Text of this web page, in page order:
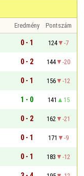
Eredmény
Pontszám
0 - 1 124
-7
0 - 2 144
-20
0 - 1 156
-12
1 - 0 141
15
0 - 2 162
-21
0 - 1 171
-9
0 - 1 183
-12